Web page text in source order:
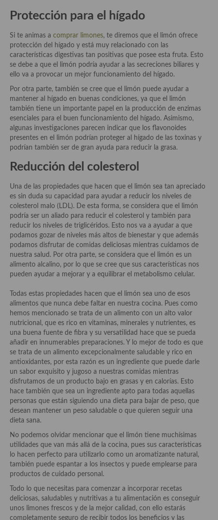
Cocina de Tunez
Cocina Oriental
Cocina Tailandesa
Cocina Japonesa
Cocina Vietnamita
Cocina camboyana
Cocina Coreana
Cocina HIndú
Cocina China
Cocina del Pacifico
Cocina filipina
Cocina de Hawái
Cocina Africana
Cocina Sudafrinaca
Cocina del Congo
Cocina Sefardí
Cocina Yoshoku
Cocina callejera
Cocina fusión
Cocinas de España
Cocina Andaluza
Cocina Aragonesa
Cocina Asturiana
Cocina Balear
Protección para el hígado
Si te animas a comprar limones, te diremos que el limón ofrece
protección del hígado y está muy relacionado con las
características digestivas tan positivas que posee esta fruta. Esto
se debe a que el limón podría ayudar a las secreciones biliares y
ello va a provocar un mejor funcionamiento del hígado.
Por otra parte, también se cree que el limón puede ayudar a
mantener al hígado en buenas condiciones, ya que el limón
también tiene un importante papel en la producción de enzimas
esenciales para el buen funcionamiento del hígado. Asimismo,
algunas investigaciones parecen indicar que los flavonoides
presentes en el limón podrían proteger al hígado de las toxinas y
podrían también ser de gran ayuda para reducir la grasa.
Reducción del colesterol
Una de las propiedades que hacen que el limón sea tan apreciado
es sin duda su capacidad para ayudar a reducir los niveles de
colesterol malo (LDL). De esta forma, se considera que el limón
podría ser un aliado para reducir el colesterol y también para
reducir los niveles de triglicéridos. Esto nos va a ayudar a que
podamos gozar de niveles más altos de bienestar y que además
podamos disfrutar de comidas deliciosas mientras cuidamos de
nuestra salud. Por otra parte, se considera que el limón es un
alimento alcalino, por lo que se cree que sus características nos
pueden ayudar a mejorar y a equilibrar el metabolismo celular.
Todas estas propiedades hacen que el limón sea uno de esos
alimentos que nunca debe faltar en nuestra cocina. Pues como
hemos mencionado se trata de un alimento con un alto valor
nutricional, que es rico en vitaminas, minerales y nutrientes, es
una buena fuente de fibra y su versatilidad hace que se pueda
añadir en innumerables preparaciones. Y lo mejor de todo es que
se trata de un alimento excepcionalmente saludable y rico en
antioxidantes, por esta razón es un ingrediente que puede darle
un sabor exquisito y jugoso a nuestras comidas mientras
disfrutamos de un producto bajo en grasas y en calorías. Esto
hace también que sea un ingrediente apto para todas aquellas
personas que están siguiendo una dieta para bajar de peso, que
desean mantener un peso saludable o que quieren seguir una
dieta sana.
No podemos olvidar mencionar que el limón tiene muchísimas
utilidades que van más allá de la cocina, pues sus características
lo hacen perfecto para utilizarlo como un aromatizante natural,
también puede espantar a los insectos y puede emplearse para
productos de cuidado personal.
Todo lo que necesitas para comenzar a incorporar recetas
deliciosas, saludables y nutritivas a tu alimentación es conseguir
unos limones frescos y de la mejor calidad, con ello estarás
completamente seguro de recibir todos los beneficios y las